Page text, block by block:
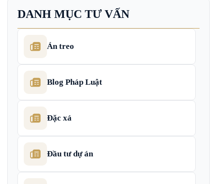
DANH MỤC TƯ VẤN
Án treo
Blog Pháp Luật
Đặc xá
Đầu tư dự án